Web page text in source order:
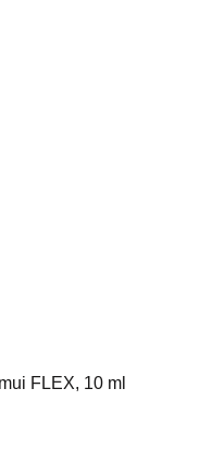
FLEX, 10 ml